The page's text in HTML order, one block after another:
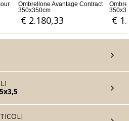
Ombrellone De Luxe Classic
350x350cm
€ 1.348,36 €